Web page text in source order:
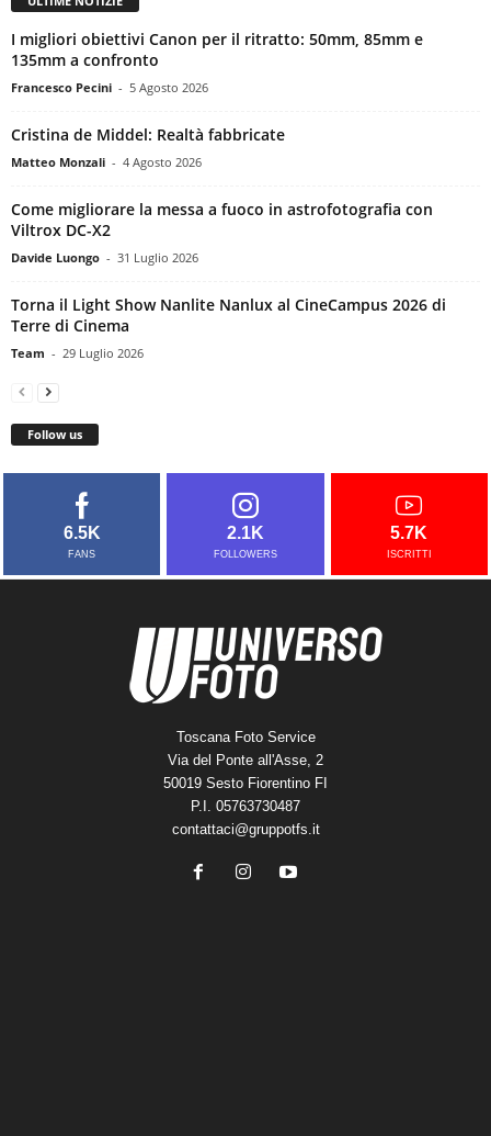
I migliori obiettivi Canon per il ritratto: 50mm, 85mm e
135mm a confronto
Francesco Pecini - 5 Agosto 2026
Cristina de Middel: Realtà fabbricate
Matteo Monzali - 4 Agosto 2026
Come migliorare la messa a fuoco in astrofotografia con
Viltrox DC-X2
Davide Luongo - 31 Luglio 2026
Torna il Light Show Nanlite Nanlux al CineCampus 2026 di
Terre di Cinema
Team - 29 Luglio 2026
Follow us
6.5K
FANS
2.1K
FOLLOWERS
5.7K
ISCRITTI
Toscana Foto Service
Via del Ponte all'Asse, 2
50019 Sesto Fiorentino FI
P.I. 05763730487
contattaci@gruppotfs.it